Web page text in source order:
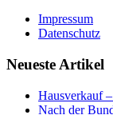
Impressum
Datenschutz
Neueste Artikel
Hausverkauf
Nach der